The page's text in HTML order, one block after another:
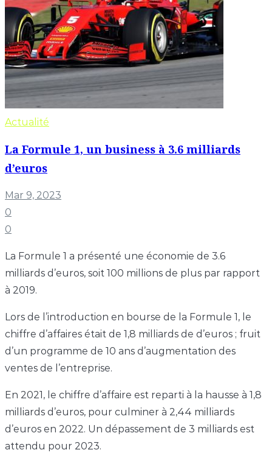
Actualité
La Formule 1, un business à 3.6 milliards
d’euros
Mar 9, 2023
0
0
La Formule 1 a présenté une économie de 3.6
milliards d’euros, soit 100 millions de plus par rapport
à 2019.
Lors de l’introduction en bourse de la Formule 1, le
chiffre d’affaires était de 1,8 milliards de d’euros ; fruit
d’un programme de 10 ans d’augmentation des
ventes de l’entreprise.
En 2021, le chiffre d’affaire est reparti à la hausse à 1,8
milliards d’euros, pour culminer à 2,44 milliards
d’euros en 2022. Un dépassement de 3 milliards est
attendu pour 2023.